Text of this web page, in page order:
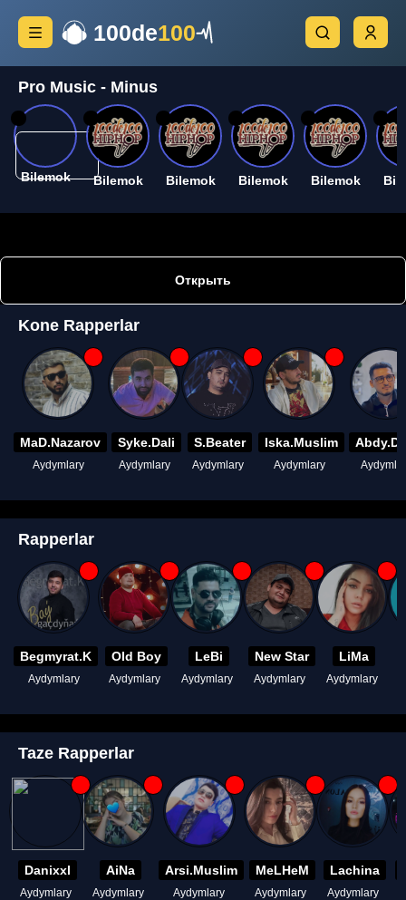
100de100
Pro Music - Minus
Bilemok Bilemok Bilemok Bilemok Bilemok
Открыть
Kone Rapperlar
MaD.Nazarov
Aydymlary
Syke.Dali
Aydymlary
S.Beater
Aydymlary
Iska.Muslim
Aydymlary
Rapperlar
Begmyrat.K
Aydymlary
Old Boy
Aydymlary
LeBi
Aydymlary
New Star
Aydymlary
LiMa
Aydymlary
Taze Rapperlar
Danixxl
Aydymlary
AiNa
Aydymlary
Arsi.Muslim
Aydymlary
MeLHeM
Aydymlary
Lachina
Aydymlary